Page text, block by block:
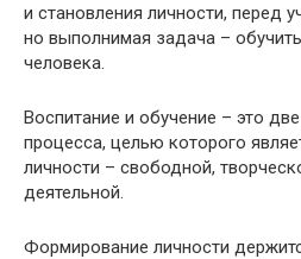
и становления личности, перед
но выполнимая задача –
человека.
Воспитание и обучение – это
процесса, целью которого
личности – свободной,
деятельной.
Формирование личности